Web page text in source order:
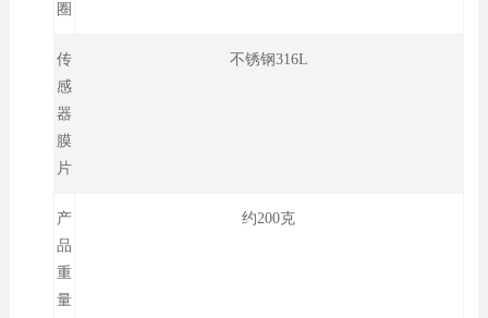
圈
传
感
器
膜
片
不锈钢316L
产
品
重
量
约200克